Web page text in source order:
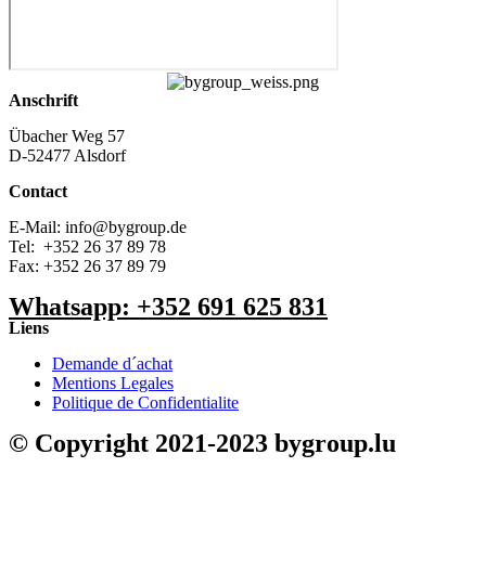
Anschrift
Übacher Weg 57
D-52477 Alsdorf
Contact
E-Mail: info@bygroup.de
Tel: +352 26 37 89 78
Fax: +352 26 37 89 79
Whatsapp: +352 691 625 831
Liens
Demande d´achat
Mentions Legales
Politique de Confidentialite
© Copyright 2021-2023 bygroup.lu